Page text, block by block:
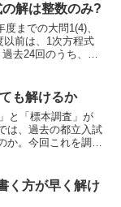
解は整数のみ?
までの大問1(4)、
以前は、1次方程式
去24回のうち、
も解けるか
と「標本調査」が
は、過去の都立入試
か。今回これを調査
く方が早く解け